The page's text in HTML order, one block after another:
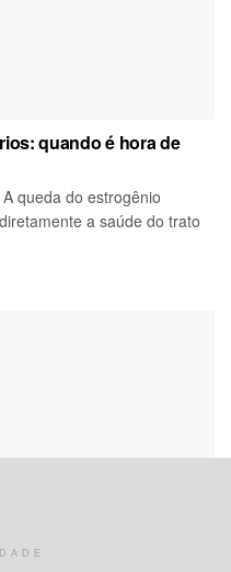
quando é hora de
queda do estrogênio
a saúde do trato